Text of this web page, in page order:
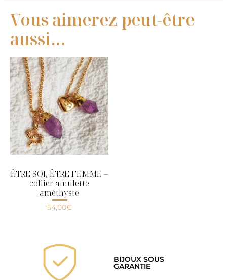
Vous aimerez peut-être
aussi…
ÊTRE SOI, ÊTRE FEMME –
collier amulette
améthyste
54,00€
BIJOUX SOUS
GARANTIE